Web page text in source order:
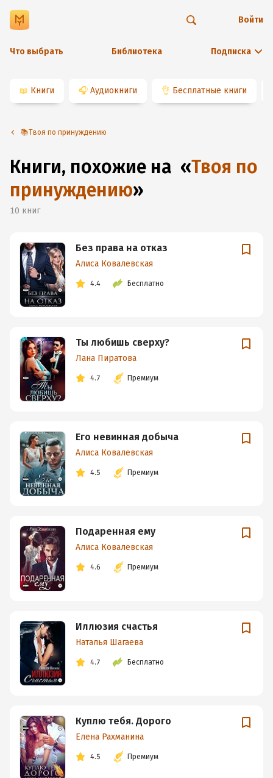
Что выбрать Библиотека Подписка
Войти
📖 Книги 🎧 Аудиокниги 👌 Бесплатные книги
📚Твоя по принуждению
Книги, похожие на «Твоя по
принуждению»
10 книг
Без права на отказ
Алиса Ковалевская
4.4 Бесплатно
Ты любишь сверху?
Лана Пиратова
4.7 Премиум
Его невинная добыча
Алиса Ковалевская
4.5 Премиум
Подаренная ему
Алиса Ковалевская
4.6 Премиум
Иллюзия счастья
Наталья Шагаева
4.7 Бесплатно
Куплю тебя. Дорого
Елена Рахманина
4.5 Премиум